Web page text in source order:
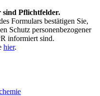
sind Pflichtfelder.
Formulars bestätigen Sie,
Schutz personenbezogener
informiert sind.
hier.